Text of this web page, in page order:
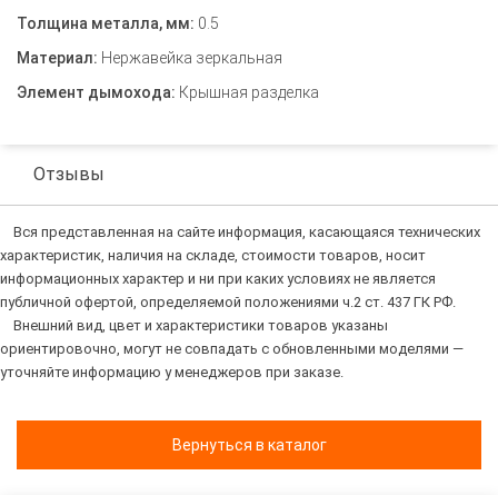
Толщина металла, мм: 0.5
Материал: Нержавейка зеркальная
Элемент дымохода: Крышная разделка
Отзывы
Вся представленная на сайте информация, касающаяся технических
характеристик, наличия на складе, стоимости товаров, носит
информационных характер и ни при каких условиях не является
публичной офертой, определяемой положениями ч.2 ст. 437 ГК РФ.
Внешний вид, цвет и характеристики товаров указаны
ориентировочно, могут не совпадать с обновленными моделями —
уточняйте информацию у менеджеров при заказе.
Вернуться в каталог